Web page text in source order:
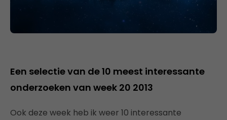
Een selectie van de 10 meest interessante
onderzoeken van week 20 2013
Ook deze week heb ik weer 10 interessante